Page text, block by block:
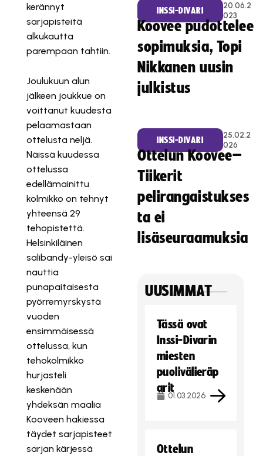
kerännyt
sarjapisteitä
alkukautta
parempaan tahtiin.
Joulukuun alun
jälkeen joukkue on
voittanut kuudesta
pelaamastaan
ottelusta neljä.
Näissä kuudessa
ottelussa
edellämainittu
kolmikko on tehnyt
yhteensä 29
tehopistettä.
Helsinkiläinen
salibandy-yleisö sai
nauttia
punapaitaisesta
pyörremyrskystä
vuoden
ensimmäisessä
ottelussa, kun
tehokolmikko
hurjasteli
keskenään
yhdeksän maalia
Kooveen hakiessa
täydet sarjapisteet
sarjan kärjessä
INSSI-DIVARI
20.06.2
023
Koovee pudottelee
sopimuksia, Topi
Nikkanen uusin
julkistus
INSSI-DIVARI
25.02.2
026
Ottelun Koovee–
Tiikerit
pelirangaistukses
ta ei
lisäseuraamuksia
UUSIMMAT
Tässä ovat
Inssi-Divarin
miesten
puolivälieräp
arit
01.03.2026
Ottelun